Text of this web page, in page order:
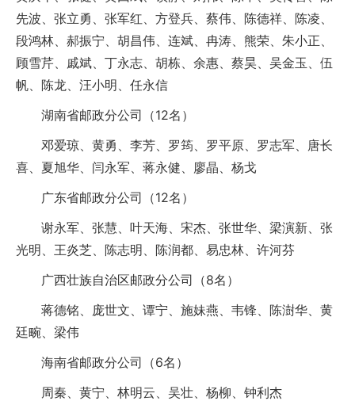
先波、张立勇、张军红、方登兵、蔡伟、陈德祥、陈凌、
段鸿林、郝振宁、胡昌伟、连斌、冉涛、熊荣、朱小正、
顾雪芹、戚斌、丁永志、胡栋、余惠、蔡昊、吴金玉、伍
帆、陈龙、汪小明、任永信
湖南省邮政分公司（12名）
邓爱琼、黄勇、李芳、罗筠、罗平原、罗志军、唐长
喜、夏旭华、闫永军、蒋永健、廖晶、杨戈
广东省邮政分公司（12名）
谢永军、张慧、叶天海、宋杰、张世华、梁演新、张
光明、王炎芝、陈志明、陈润都、易忠林、许河芬
广西壮族自治区邮政分公司（8名）
蒋德铭、庞世文、谭宁、施妹燕、韦锋、陈澍华、黄
廷畹、梁伟
海南省邮政分公司（6名）
周秦、黄宁、林明云、吴壮、杨柳、钟利杰